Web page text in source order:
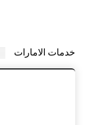
خدمات الامارات